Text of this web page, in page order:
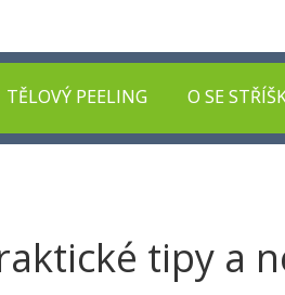
TĚLOVÝ PEELING O SE
tipy a